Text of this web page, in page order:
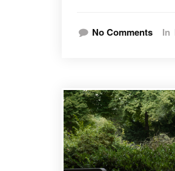
No Comments In